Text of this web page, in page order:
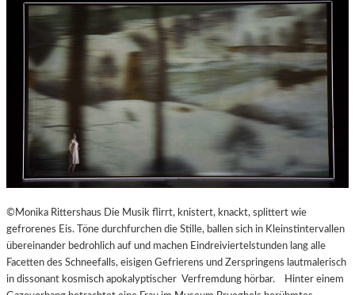
©Monika Rittershaus Die Musik flirrt, knistert, knackt, splittert wie
gefrorenes Eis. Töne durchfurchen die Stille, ballen sich in Kleinstintervallen
übereinander bedrohlich auf und machen Eindreiviertelstunden lang alle
Facetten des Schneefalls, eisigen Gefrierens und Zerspringens lautmalerisch
in dissonant kosmisch apokalyptischer Verfremdung hörbar. Hinter einem